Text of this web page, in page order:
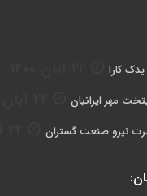
کارا
مهر ایرانیان
نیرو صنعت گستران